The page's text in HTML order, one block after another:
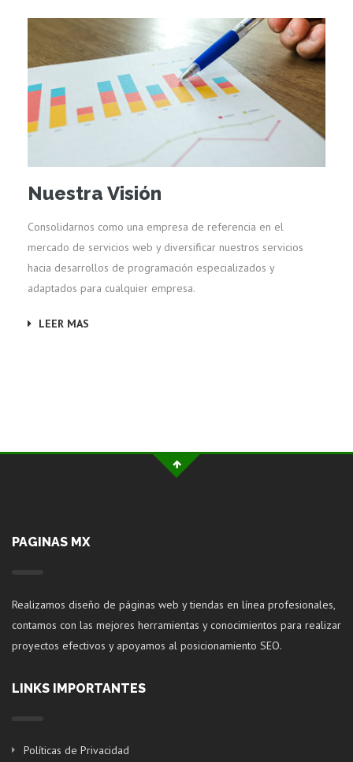
Nuestra Visión
Consolidarnos como una empresa de referencia en el
mercado de servicios web y diversificar nuestros servicios
hacia desarrollos de programación especializados y
adaptados para cualquier empresa.
LEER MAS
PAGINAS MX
Realizamos diseño de páginas web y tiendas en línea profesionales,
contamos con las mejores herramientas y conocimientos para realizar
proyectos efectivos y apoyamos al posicionamiento SEO.
LINKS IMPORTANTES
Políticas de Privacidad